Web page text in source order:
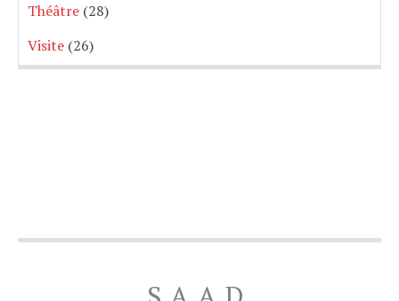
Théâtre (28)
Visite (26)